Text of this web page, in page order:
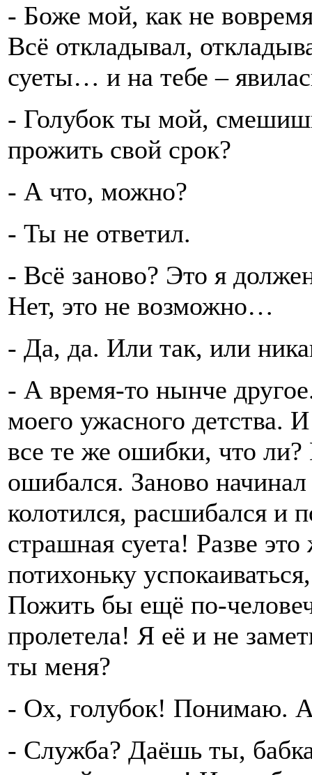
- Боже мой, как не
Всё откладывал,
суеты… и на тебе –
- Голубок ты мой,
прожить свой срок?
- А что, можно?
- Ты не ответил.
- Всё заново? Это я
Нет, это не возможно…
- Да, да. Или так, или
- А время-то нынче
моего ужасного детства.
все те же ошибки, что ли?
ошибался. Заново
колотился, расшибался и
страшная суета! Разве
потихоньку
Пожить бы ещё по-
пролетела! Я её и не
ты меня?
- Ох, голубок! Понимаю. А
- Служба? Даёшь ты,